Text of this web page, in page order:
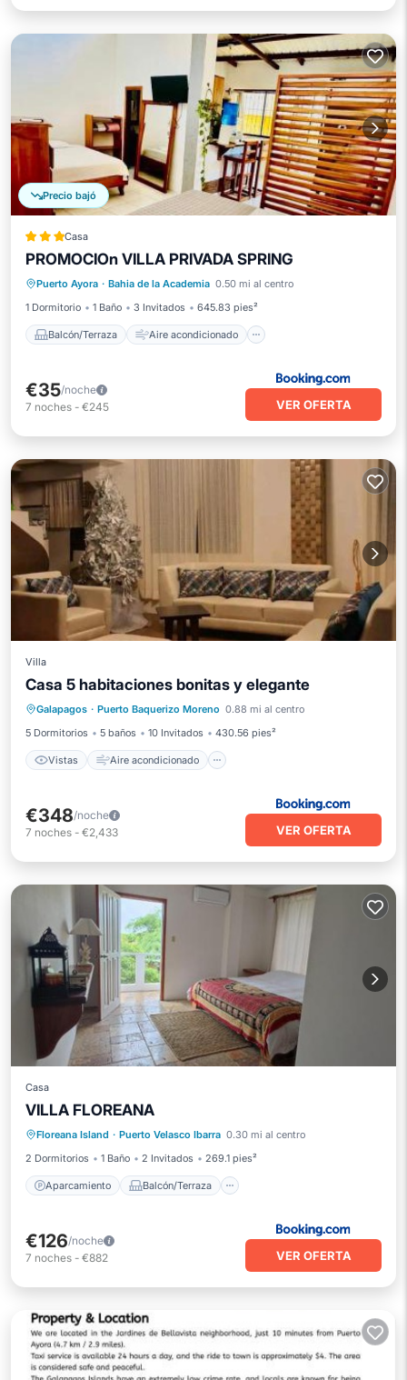
Precio bajó
Casa
PROMOCIOn VILLA PRIVADA SPRING
Puerto Ayora · Bahia de la Academia 0.50 mi al centro
1 Dormitorio
1 Baño 3 Invitados 645.83 pies²
Balcón/Terraza Aire acondicionado
Balcón/Terraza
Aire acondicionado
Internet
Apto para niños
€35/noche
7 noches - €245 VER OFERTA
Villa
Casa 5 habitaciones bonitas y elegante
Galapagos · Puerto Baquerizo Moreno 0.88 mi al centro
5 Dormitorios
5 baños 10 Invitados 430.56 pies²
Vistas Aire acondicionado
Vistas Aire acondicionado
Internet
Apto para niños
€348/noche
7 noches - €2,433 VER OFERTA
Casa
VILLA FLOREANA
Floreana Island · Puerto Velasco Ibarra 0.30 mi al centro
2 Dormitorios
1 Baño 2 Invitados 269.1 pies²
Aparcamiento Balcón/Terraza
Aparcamiento
Aire acondicionado
Internet
€126/noche
7 noches - €882 VER OFERTA